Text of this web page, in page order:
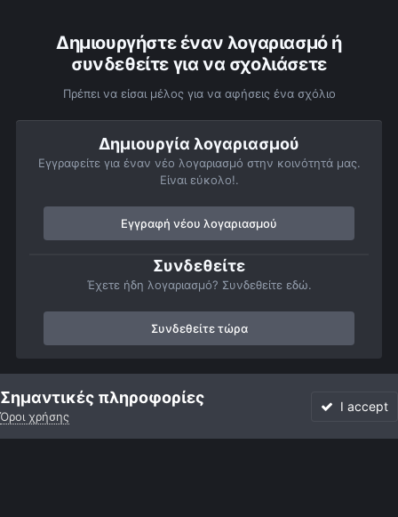
Δημιουργήστε έναν λογαριασμό ή
συνδεθείτε για να σχολιάσετε
Πρέπει να είσαι μέλος για να αφήσεις ένα σχόλιο
Δημιουργία λογαριασμού
Εγγραφείτε για έναν νέο λογαριασμό στην κοινότητά μας.
Είναι εύκολο!.
Εγγραφή νέου λογαριασμού
Συνδεθείτε
Έχετε ήδη λογαριασμό? Συνδεθείτε εδώ.
Συνδεθείτε τώρα
Αρχή Αστροφωτογραφίες Βαθύς Ουρανός
Σημαντικές πληροφορίες
Όροι χρήσης
I accept
Forum